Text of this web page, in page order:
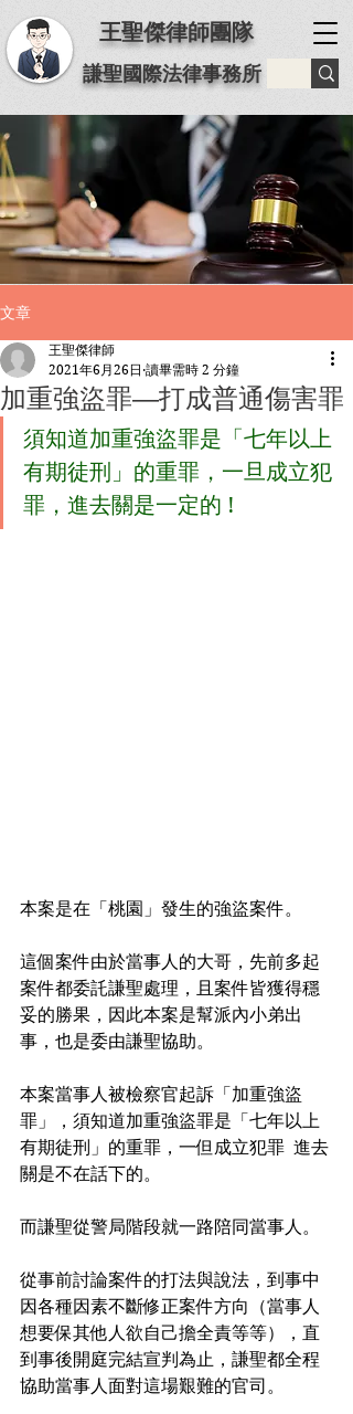
王聖傑律師團隊
謙聖國際法律事務所
文章
加重強盜罪―打成普通傷害罪
王聖傑律師
2021年6月26日 讀畢需時 2 分鐘
須知道加重強盜罪是「七年以上
有期徒刑」的重罪，一旦成立犯
罪，進去關是一定的 !
本案是在「桃園」發生的強盜案件。
這個案件由於當事人的大哥，先前多起
案件都委託謙聖處理，且案件皆獲得穩
妥的勝果，因此本案是幫派內小弟出
事，也是委由謙聖協助。
本案當事人被檢察官起訴「加重強盜
罪」，須知道加重強盜罪是「七年以上
有期徒刑」的重罪，一但成立犯罪  進去
關是不在話下的。
而謙聖從警局階段就一路陪同當事人。
從事前討論案件的打法與說法，到事中
因各種因素不斷修正案件方向（當事人
想要保其他人欲自己擔全責等等），直
到事後開庭完結宣判為止，謙聖都全程
協助當事人面對這場艱難的官司。